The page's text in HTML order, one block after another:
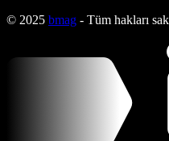
© 2025 bmag - Tüm hakları